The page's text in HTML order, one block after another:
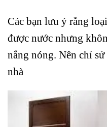
Các bạn lưu ý rằng loại
được nước nhưng
nắng nóng. Nên chỉ
nhà